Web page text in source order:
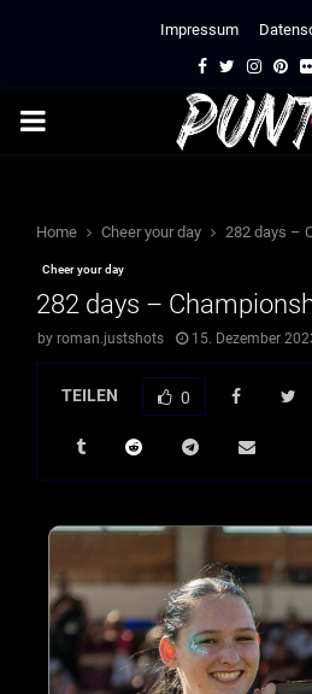
Impressum
Facebook
Twitter
PRIMARY
Home Cheer your day 282 days –
Cheer your day
282 days –
by roman.justshots 15. Dezember
TEILEN 0